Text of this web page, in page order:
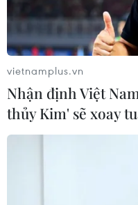
vietnamplus.vn
Nhận định Việt
thủy Kim' sẽ xoay